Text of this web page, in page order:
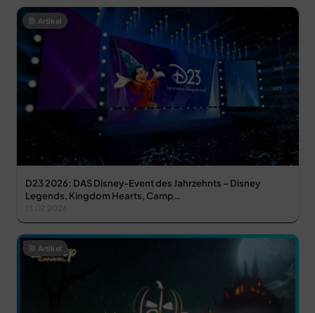
Artikel
D23 2026: DAS Disney-Event des Jahrzehnts – Disney
Legends, Kingdom Hearts, Camp…
Artikel